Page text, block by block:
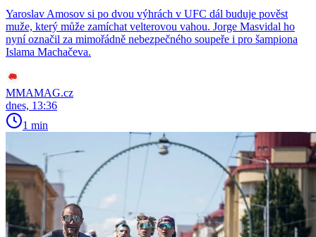
Yaroslav Amosov si po dvou výhrách v UFC dál buduje pověst
muže, který může zamíchat velterovou vahou. Jorge Masvidal ho
nyní označil za mimořádně nebezpečného soupeře i pro šampiona
Islama Machačeva.
MMAMAG.cz
dnes, 13:36
1 min